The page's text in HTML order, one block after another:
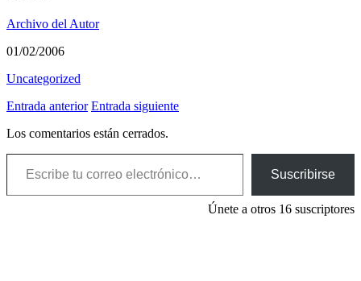
Archivo del Autor
01/02/2006
Uncategorized
Entrada anterior Entrada siguiente
Los comentarios están cerrados.
Escribe tu correo electrónico…
Suscribirse
Únete a otros 16 suscriptores